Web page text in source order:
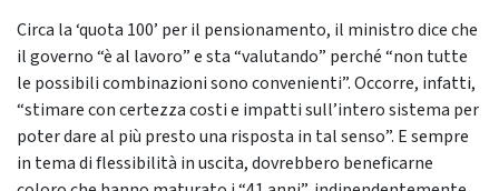
Circa la ‘quota 100’ per il pensionamento, il ministro dice che
il governo “è al lavoro” e sta “valutando” perché “non tutte
le possibili combinazioni sono convenienti”. Occorre, infatti,
“stimare con certezza costi e impatti sull’intero sistema per
poter dare al più presto una risposta in tal senso”. E sempre
in tema di flessibilità in uscita, dovrebbero beneficarne